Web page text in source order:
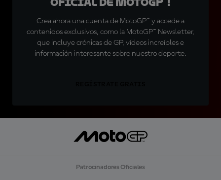
oficial de MotoGP™!
Crea ahora una cuenta de MotoGP™ y accede a
contenidos exclusivos, como la MotoGP™ Newsletter,
que incluye crónicas de GP, vídeos increíbles e
información interesante sobre nuestro deporte.
Patrocinadores Oficiales